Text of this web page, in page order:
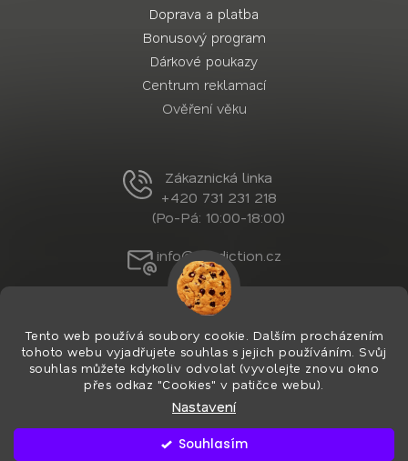
Tento web používá soubory cookie. Dalším procházením
tohoto webu vyjadřujete souhlas s jejich používáním. Svůj
souhlas můžete kdykoliv odvolat (vyvolejte znovu okno
přes odkaz "Cookies" v patičce webu).
Nastavení
Souhlasím
Doprava a platba
Bonusový program
Dárkové poukazy
Centrum reklamací
Ověření věku
Zákaznická linka
+420 731 231 218
(Po-Pá: 10:00-18:00)
info@nordiction.cz
Vytvořil Shoptet Premium
Copyright 2026Nordiction.cz. Všechna práva
Upravit nastavení cookies